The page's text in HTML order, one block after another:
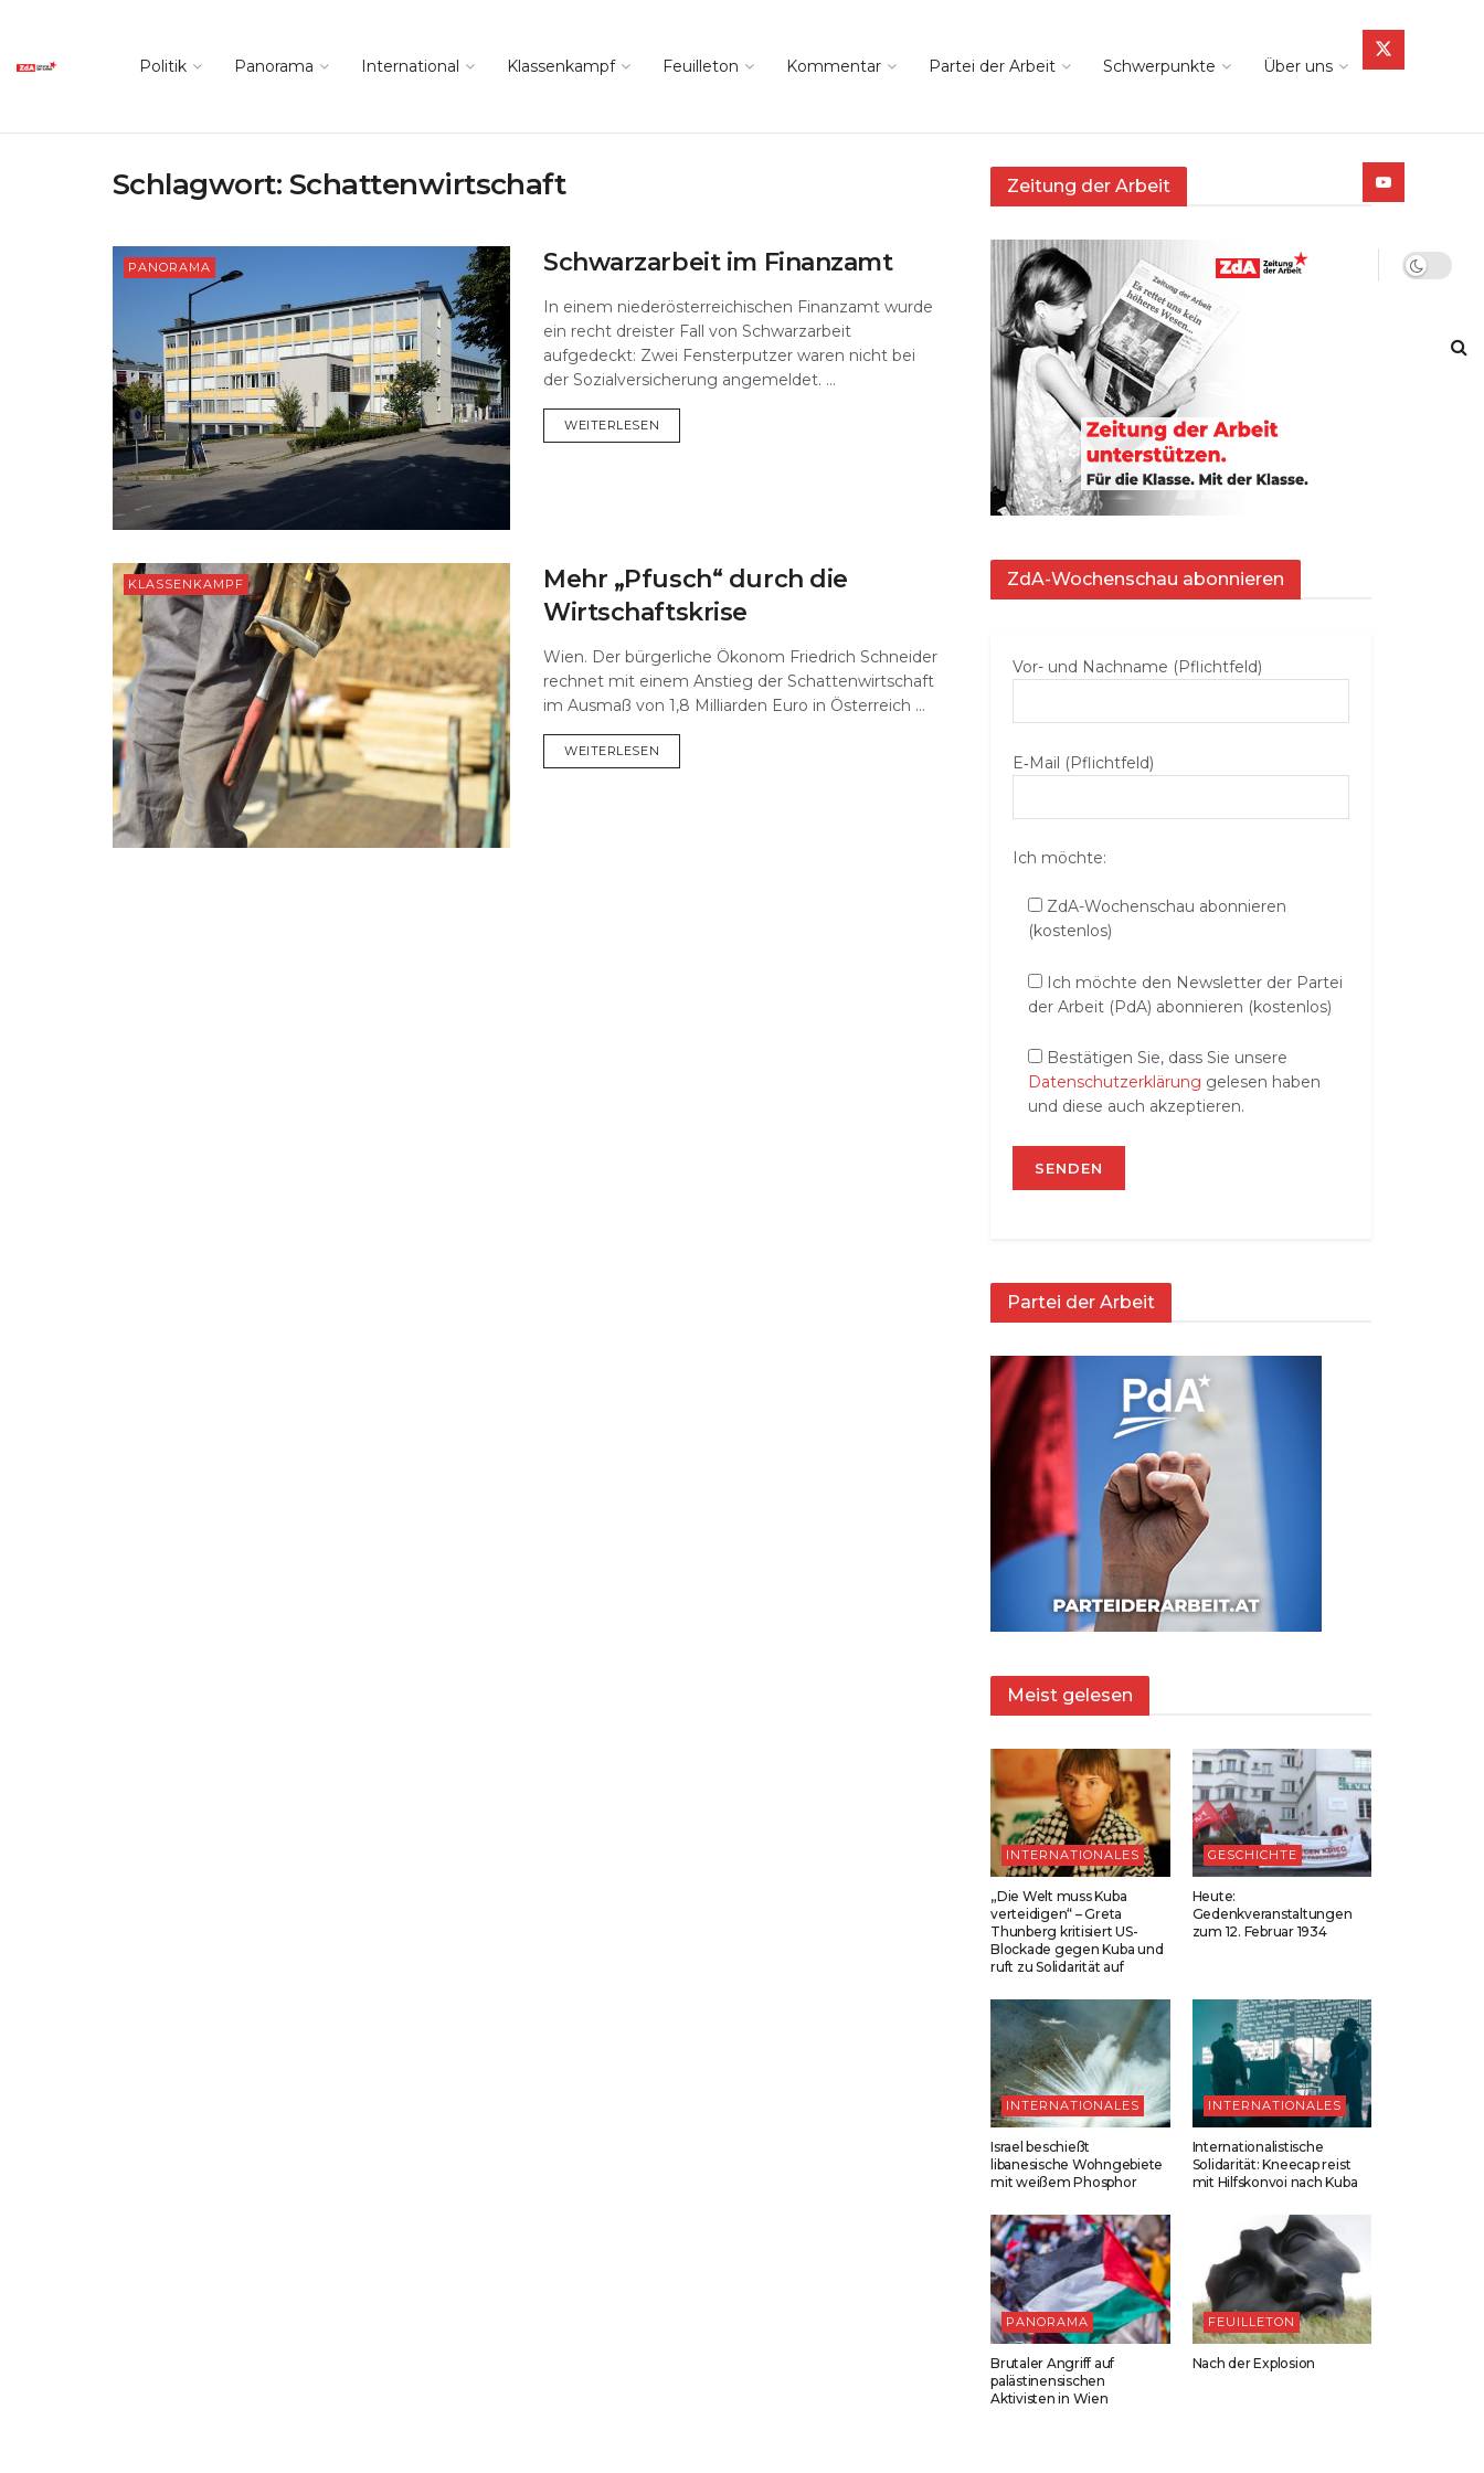
Politik Panorama International Klassenkampf Feuilleton Kommentar Partei der Arbeit Schwerpunkte Über uns
Schlagwort: Schattenwirtschaft
PANORAMA Schwarzarbeit im Finanzamt
In einem niederösterreichischen Finanzamt wurde
ein recht dreister Fall von Schwarzarbeit
aufgedeckt: Zwei Fensterputzer waren nicht bei
der Sozialversicherung angemeldet. ...
WEITERLESEN
KLASSENKAMPF
Mehr „Pfusch“ durch die
Wirtschaftskrise
Wien. Der bürgerliche Ökonom Friedrich Schneider
rechnet mit einem Anstieg der Schattenwirtschaft
im Ausmaß von 1,8 Milliarden Euro in Österreich ...
WEITERLESEN
Zeitung der Arbeit
ZdA-Wochenschau abonnieren
Vor- und Nachname (Pflichtfeld)
E‑Mail (Pflichtfeld)
Ich möchte:
ZdA-Wochenschau abonnieren
(kostenlos)
Ich möchte den Newsletter der Partei
der Arbeit (PdA) abonnieren (kostenlos)
Bestätigen Sie, dass Sie unsere
Datenschutzerklärung gelesen haben
und diese auch akzeptieren.
Partei der Arbeit
Meist gelesen
INTERNATIONALES
„Die Welt muss Kuba
verteidigen“ – Greta
Thunberg kritisiert US-
Blockade gegen Kuba und
ruft zu Solidarität auf
GESCHICHTE
Heute:
Gedenkveranstaltungen
zum 12. Februar 1934
INTERNATIONALES
Israel beschießt
libanesische Wohngebiete
mit weißem Phosphor
INTERNATIONALES
Internationalistische
Solidarität: Kneecap reist
mit Hilfskonvoi nach Kuba
PANORAMA
Brutaler Angriff auf
palästinensischen
Aktivisten in Wien
FEUILLETON
Nach der Explosion